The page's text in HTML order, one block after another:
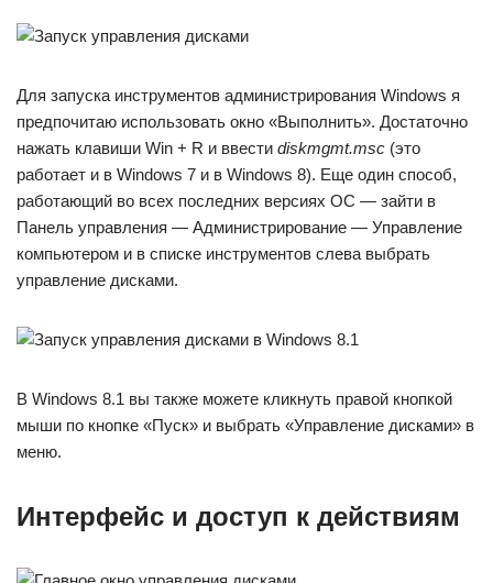
Для запуска инструментов администрирования Windows я
предпочитаю использовать окно «Выполнить». Достаточно
нажать клавиши Win + R и ввести diskmgmt.msc (это
работает и в Windows 7 и в Windows 8). Еще один способ,
работающий во всех последних версиях ОС — зайти в
Панель управления — Администрирование — Управление
компьютером и в списке инструментов слева выбрать
управление дисками.
В Windows 8.1 вы также можете кликнуть правой кнопкой
мыши по кнопке «Пуск» и выбрать «Управление дисками» в
меню.
Интерфейс и доступ к действиям